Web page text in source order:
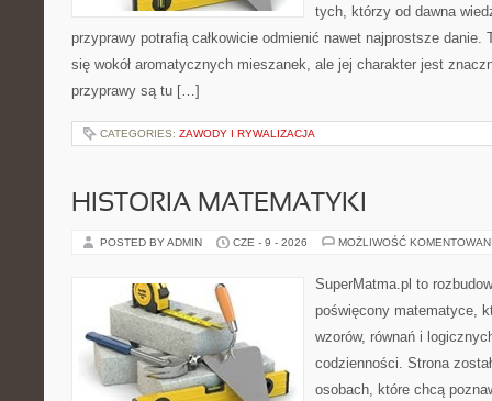
tych, którzy od dawna
przyprawy potrafią całkowicie odmienić nawet najprostsze danie.
się wokół aromatycznych mieszanek, ale jej charakter jest
przyprawy są tu […]
CATEGORIES: ZAWODY I RYWALIZACJA
HISTORIA MATEMATYKI
POSTED BY ADMIN CZE - 9 - 2026 MOŻLIWOŚĆ
SuperMatma.pl to
poświęcony matematyce,
wzorów, równań i
codzienności. Strona
osobach, które chcą